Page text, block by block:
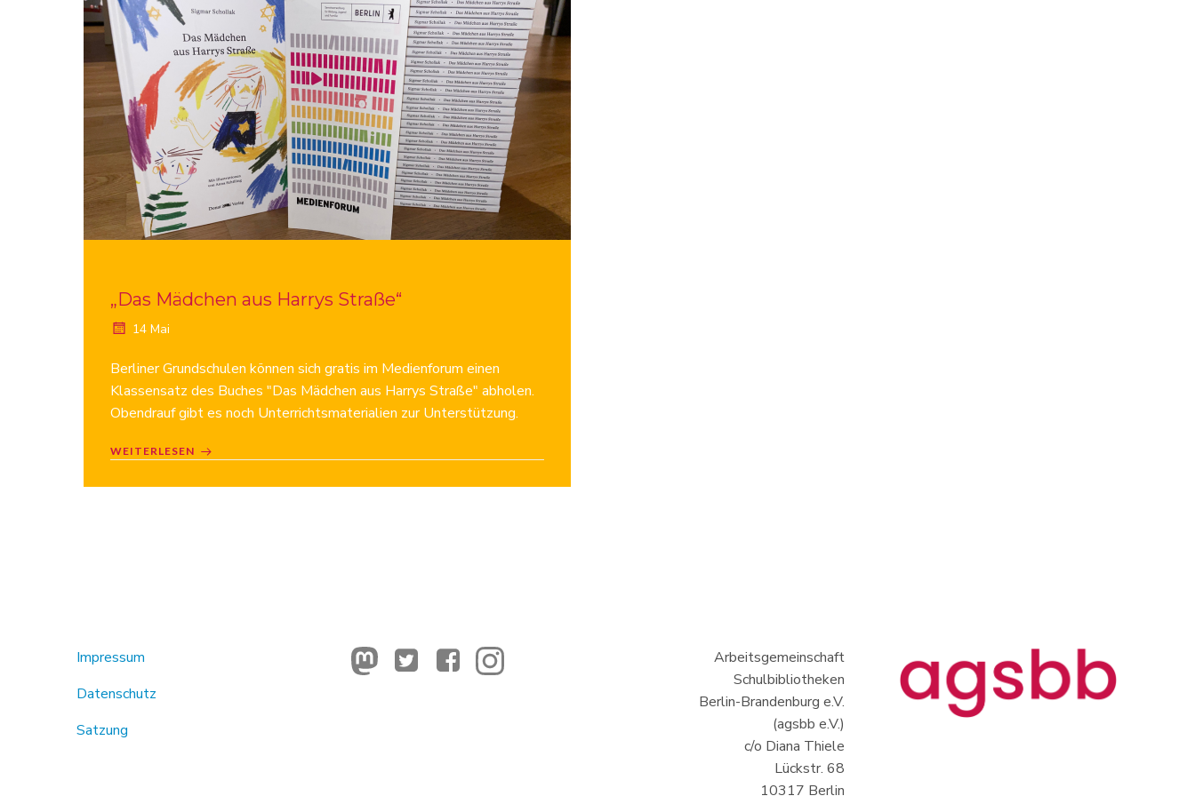
„Das Mädchen aus Harrys Straße“
14 Mai
Berliner Grundschulen können sich gratis im Medienforum einen
Klassensatz des Buches "Das Mädchen aus Harrys Straße" abholen.
Obendrauf gibt es noch Unterrichtsmaterialien zur Unterstützung.
WEITERLESEN
Impressum
Datenschutz
Satzung
Arbeitsgemeinschaft
Schulbibliotheken
Berlin-Brandenburg e.V.
(agsbb e.V.)
c/o Diana Thiele
Lückstr. 68
10317 Berlin